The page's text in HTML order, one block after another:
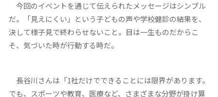
今回のイベントを通じて伝えられたメッセージはシンプル
だ。「見えにくい」という子どもの声や学校健診の結果を、
決して様子見で終わらせないこと。目は一生ものだからこ
そ、気づいた時が行動する時だ。
長谷川さんは「1社だけでできることには限界があります。
でも、スポーツや教育、医療など、さまざまな分野が掛け算